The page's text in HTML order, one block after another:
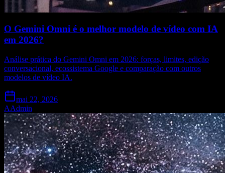
O Gemini Omni é o melhor modelo de vídeo com IA
em 2026?
Análise prática do Gemini Omni em 2026: forças, limites, edição
conversacional, ecossistema Google e comparação com outros
modelos de vídeo IA.
mai 22, 2026
AAdmin